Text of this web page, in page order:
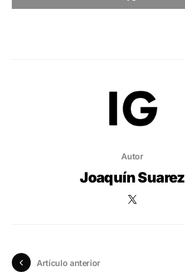
Autor
Joaquín Suarez
Artículo anterior